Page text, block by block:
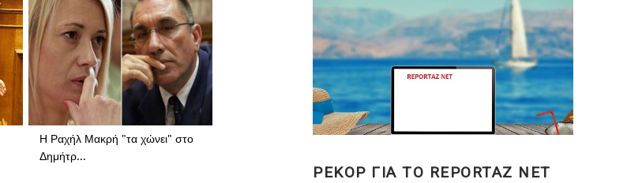
Η Ραχήλ Μακρή "τα χώνει" στο
Δημήτρ...
ΡΕΚΟΡ ΓΙΑ ΤΟ REPORTAZ NET